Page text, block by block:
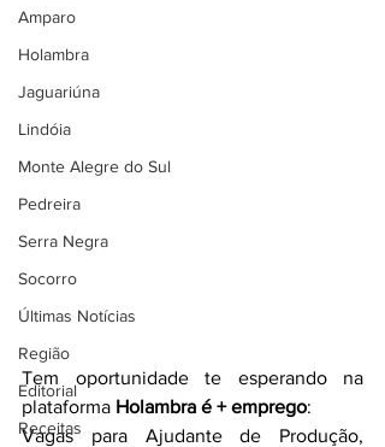
Amparo
Holambra
Jaguariúna
Lindóia
Monte Alegre do Sul
Pedreira
Serra Negra
Socorro
Últimas Notícias
Região
Editorial
Receitas
Tem oportunidade te esperando na
plataforma Holambra é + emprego:
Vagas para Ajudante de Produção,